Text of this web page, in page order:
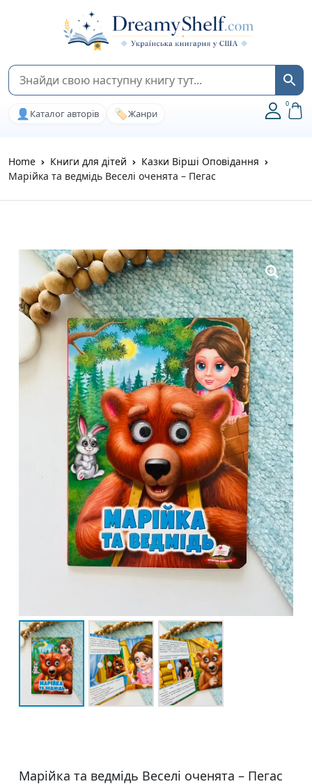
👤 Каталог авторів 🏷️Жанри
0
Home Книги для дітей
Казки Вірші Оповідання
Марійка та ведмідь Веселі оченята – Пегас
Марійка та ведмідь Веселі оченята – Пегас